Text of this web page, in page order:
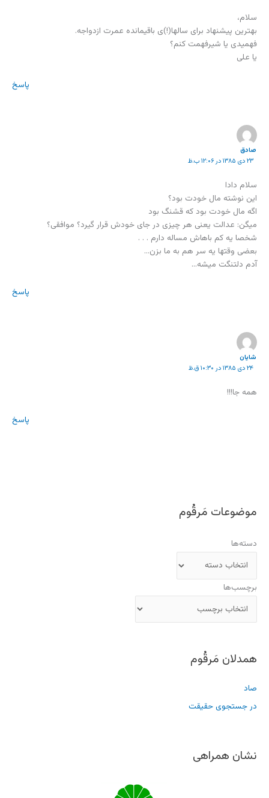
سلام،
بهترین پیشنهاد برای سالها(!)ی باقیمانده عمرت ازدواجه.
فهمیدی یا شیرفهمت کنم؟
یا علی
پاسخ
صادق
۲۳ دی ۱۳۸۵ در ۱۲:۰۶ ب.ظ
سلام دادا
این نوشته مال خودت بود؟
اگه مال خودت بود که قشنگ بود
میگن: عدالت یعنی هر چیزی در جای خودش قرار گیرد؟ موافقی؟
شخصا یه کم باهاش مساله دارم . . .
بعضی وقتها یه سر هم به ما بزن…
آدم دلتنگت میشه…
پاسخ
شایان
۲۴ دی ۱۳۸۵ در ۱۰:۳۰ ق.ظ
همه جا!!!
پاسخ
موضوعات مَرقُوم
دسته‌ها
برچسب‌ها
همدلان مَرقُوم
صاد
در جستجوی حقیقت
نشان همراهی